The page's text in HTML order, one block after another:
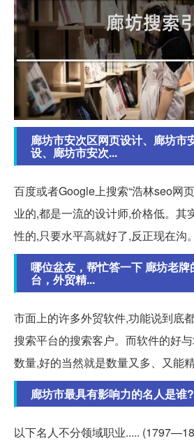
廊坊市安次区网页设计、廊坊市
设、廊坊市安次...
百度或者Google上搜索“浩林seo网
业的,都是一流的设计师,价格低。其
性的,只要水平高就好了,反正现在沟。
哪位盆友，帮忙答一下 廊坊老
台，外贸精...
市面上的许多外贸软件,功能说到底
搜索平台的搜索客户。而软件的好
数量,好的当然就是数量又多、又能精
廊坊市最具有影响力的名人是谁?
以下名人不分领域职业.....